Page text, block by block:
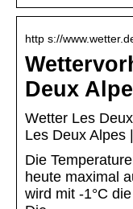
http s://
Deux
Wetter Les
Les Deux Alpes
Die
heute maximal
wird mit -1°C